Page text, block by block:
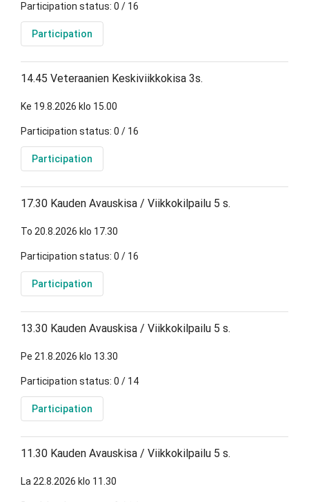
Participation status: 0 / 16
Participation
14.45 Veteraanien Keskiviikkokisa 3s.
Ke 19.8.2026 klo 15.00
Participation status: 0 / 16
Participation
17.30 Kauden Avauskisa / Viikkokilpailu 5 s.
To 20.8.2026 klo 17.30
Participation status: 0 / 16
Participation
13.30 Kauden Avauskisa / Viikkokilpailu 5 s.
Pe 21.8.2026 klo 13.30
Participation status: 0 / 14
Participation
11.30 Kauden Avauskisa / Viikkokilpailu 5 s.
La 22.8.2026 klo 11.30